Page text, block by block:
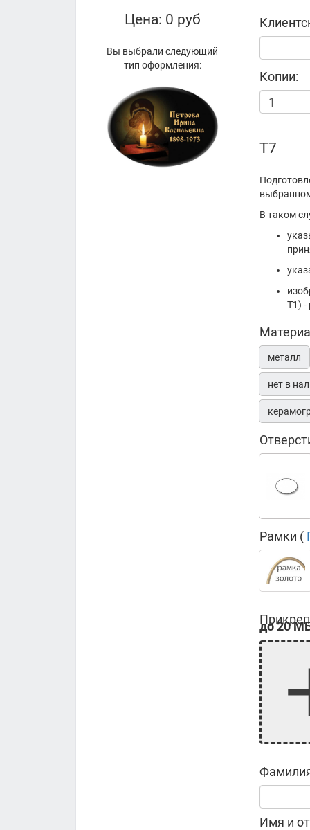
Цена: 0 руб
Вы выбрали следующий
тип оформления:
Копии:
T7
В таком
Т1) -
металл
нет в
Рамки (
до 20
Имя и